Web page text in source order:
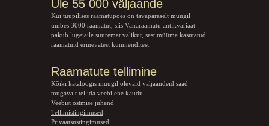
Üle 55 000 väljaande
Kui tüüpilises raamatupoes on tavapäraselt müügil
umbes 3000 raamatut, siis Vanaraamatu antikvariaat
pakub lugejaile suuremat valikut, sest müüme kasutatud
raamatuid erinevatest kümnenditest.
Raamatute tellimine
Kõiki kataloogis müügil olevaid väljaandeid saad
mugavalt tellida veebilehe kaudu.
Veebist ostmise juhend
Tellimistingimused
Privaatsustingimused